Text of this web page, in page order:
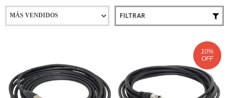
FILTRAR
10%
OFF